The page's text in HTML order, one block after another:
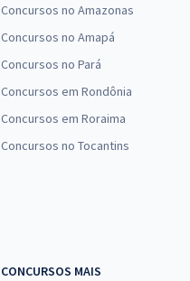
Concursos no Amazonas
Concursos no Amapá
Concursos no Pará
Concursos em Rondônia
Concursos em Roraima
Concursos no Tocantins
CONCURSOS MAIS